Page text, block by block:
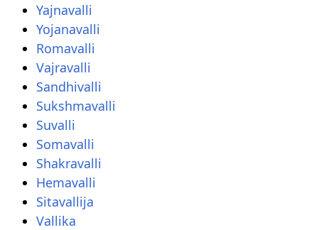
Yajnavalli
Yojanavalli
Romavalli
Vajravalli
Sandhivalli
Sukshmavalli
Suvalli
Somavalli
Shakravalli
Hemavalli
Sitavallija
Vallika